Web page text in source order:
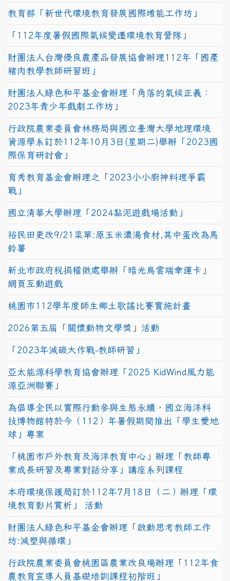
教育部「新世代環境教育發展國際增能工作坊」
「112年度暑假國際氣候變遷環境教育營隊」
財團法人台灣優良農產品發展協會辦理112年「國產
豬肉教學教師研習班」
財團法人綠色和平基金會辦理「角落的氣候正義：
2023年青少年戲劇工作坊」
行政院農業委員會林務局與國立臺灣大學地理環境
資源學系訂於112年10月3日(星期二)舉辦「2023國
際保育研討會」
育秀教育基金會辦理之「2023小小廚神料理爭霸
戰」
國立清華大學辦理「2024黏泥遊戲場活動」
裕民田更改9/21菜單:原玉米濃湯食材,其中蛋改為馬
鈴薯
新北市政府稅捐稽徵處舉辦「暗光鳥雲端幸運卡」
網頁互動遊戲
桃園市112學年度師生鄉土歌謠比賽實施計畫
2026第五屆「關懷動物文學獎」活動
「2023年減碳大作戰-教師研習」
亞太能源科學教育協會辦理「2025 KidWind風力能
源亞洲聯賽」
為倡導全民以實際行動參與生態永續，國立海洋科
技博物館特於今（112）年暑假期間推出「學生愛地
球」專案
「桃園市戶外教育及海洋教育中心」辦理「教師專
業成長研習及專業對話分享」講座系列課程
本府環境保護局訂於112年7月18日（二）辦理「環
境教育影片賞析」 活動
財團法人綠色和平基金會辦理「啟動思考教師工作
坊:減塑與循環」
行政院農業委員會桃園區農業改良場辦理「112年食
農教育宣導人員基礎培訓課程初階班」